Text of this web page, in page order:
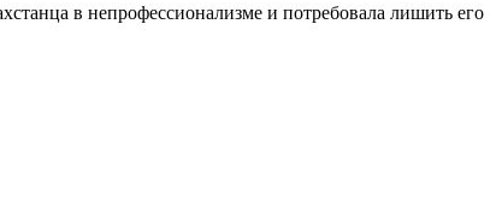
в непрофессионализме и потребовала лишить его